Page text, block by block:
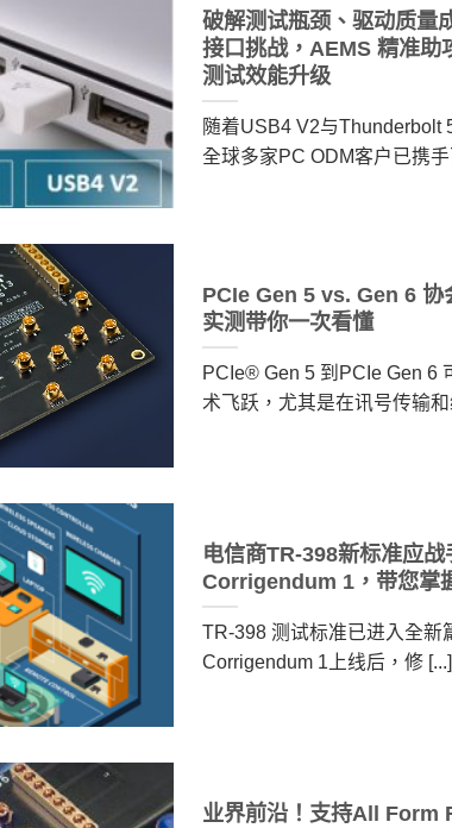
破解测试瓶颈、驱动质量
接口挑战，AEMS 精准
测试效能升级
随着USB4 V2与Thunderbolt
全球多家PC ODM客户已携手
PCIe Gen 5 vs. Gen 6 协
实测带你一次看懂
PCIe® Gen 5 到PCIe Gen 6
术飞跃，尤其是在讯号传输和
电信商TR-398新标准应
Corrigendum 1，带您掌
TR-398 测试标准已进入全新
Corrigendum 1上线后，修 [...]
业界前沿！支持All Form